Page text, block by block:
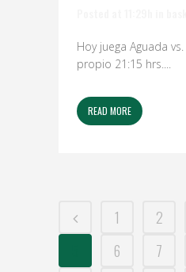
Hoy juega Aguada
propio 21:15 hrs....
READ MORE
1 2
6 7